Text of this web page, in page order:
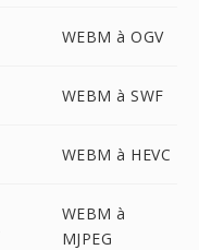
WEBM à OGV
WEBM à SWF
WEBM à HEVC
WEBM à
MJPEG